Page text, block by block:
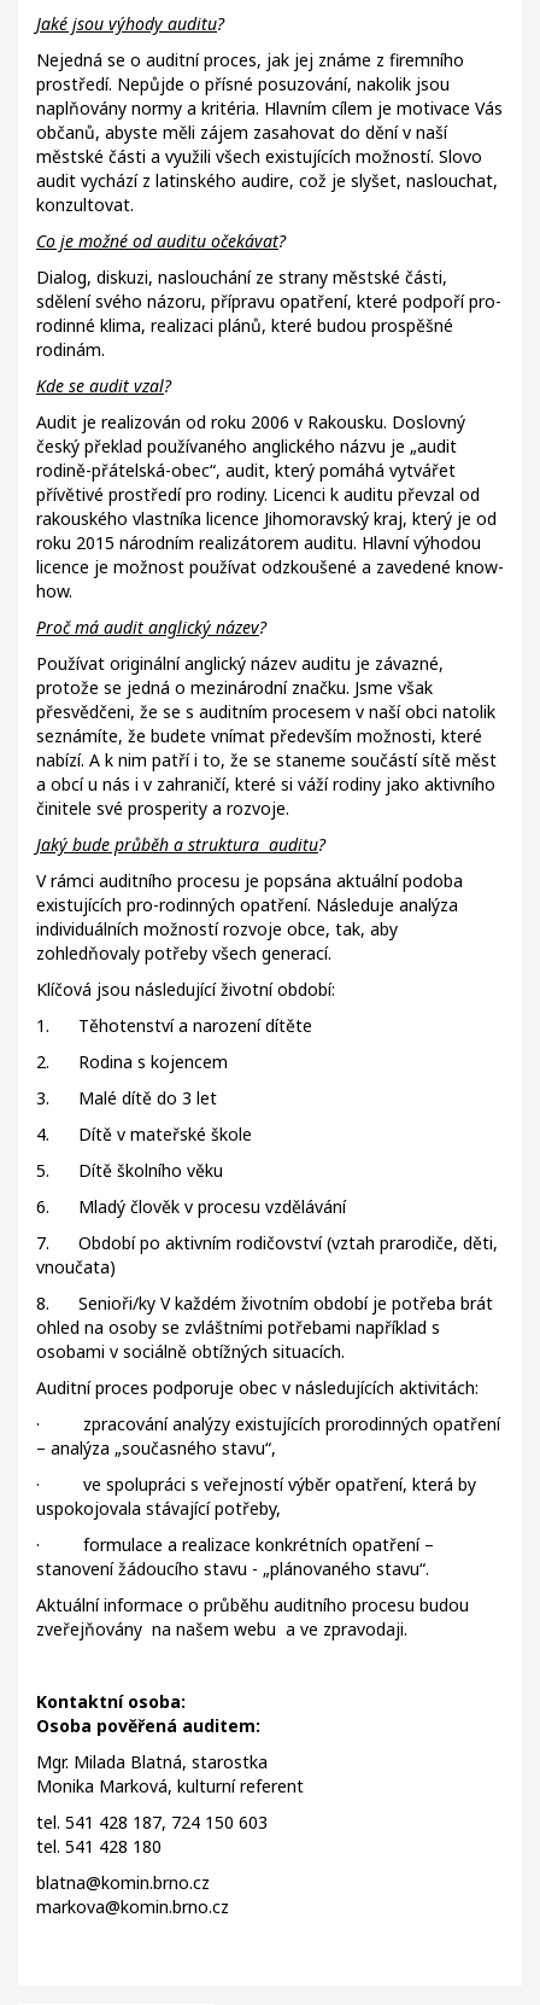
Jaké jsou výhody auditu?
Nejedná se o auditní proces, jak jej známe z firemního
prostředí. Nepůjde o přísné posuzování, nakolik jsou
naplňovány normy a kritéria. Hlavním cílem je motivace Vás
občanů, abyste měli zájem zasahovat do dění v naší
městské části a využili všech existujících možností. Slovo
audit vychází z latinského audire, což je slyšet, naslouchat,
konzultovat.
Co je možné od auditu očekávat?
Dialog, diskuzi, naslouchání ze strany městské části,
sdělení svého názoru, přípravu opatření, které podpoří pro-
rodinné klima, realizaci plánů, které budou prospěšné
rodinám.
Kde se audit vzal?
Audit je realizován od roku 2006 v Rakousku. Doslovný
český překlad používaného anglického názvu je „audit
rodině-přátelská-obec“, audit, který pomáhá vytvářet
přívětivé prostředí pro rodiny. Licenci k auditu převzal od
rakouského vlastníka licence Jihomoravský kraj, který je od
roku 2015 národním realizátorem auditu. Hlavní výhodou
licence je možnost používat odzkoušené a zavedené know-
how.
Proč má audit anglický název?
Používat originální anglický název auditu je závazné,
protože se jedná o mezinárodní značku. Jsme však
přesvědčeni, že se s auditním procesem v naší obci natolik
seznámíte, že budete vnímat především možnosti, které
nabízí. A k nim patří i to, že se staneme součástí sítě měst
a obcí u nás i v zahraničí, které si váží rodiny jako aktivního
činitele své prosperity a rozvoje.
Jaký bude průběh a struktura auditu?
V rámci auditního procesu je popsána aktuální podoba
existujících pro-rodinných opatření. Následuje analýza
individuálních možností rozvoje obce, tak, aby
zohledňovaly potřeby všech generací.
Klíčová jsou následující životní období:
1. Těhotenství a narození dítěte
2. Rodina s kojencem
3. Malé dítě do 3 let
4. Dítě v mateřské škole
5. Dítě školního věku
6. Mladý člověk v procesu vzdělávání
7. Období po aktivním rodičovství (vztah prarodiče, děti,
vnoučata)
8. Senioři/ky V každém životním období je potřeba brát
ohled na osoby se zvláštními potřebami například s
osobami v sociálně obtížných situacích.
Auditní proces podporuje obec v následujících aktivitách:
· zpracování analýzy existujících prorodinných opatření
– analýza „současného stavu“,
· ve spolupráci s veřejností výběr opatření, která by
uspokojovala stávající potřeby,
· formulace a realizace konkrétních opatření –
stanovení žádoucího stavu - „plánovaného stavu“.
Aktuální informace o průběhu auditního procesu budou
zveřejňovány na našem webu a ve zpravodaji.
Kontaktní osoba:
Osoba pověřená auditem:
Mgr. Milada Blatná, starostka
Monika Marková, kulturní referent
tel. 541 428 187, 724 150 603
tel. 541 428 180
blatna@komin.brno.cz
markova@komin.brno.cz